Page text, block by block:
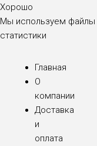
Хорошо
Мы используем файлы
статистики
Главная
О
компании
Доставка
и
оплата